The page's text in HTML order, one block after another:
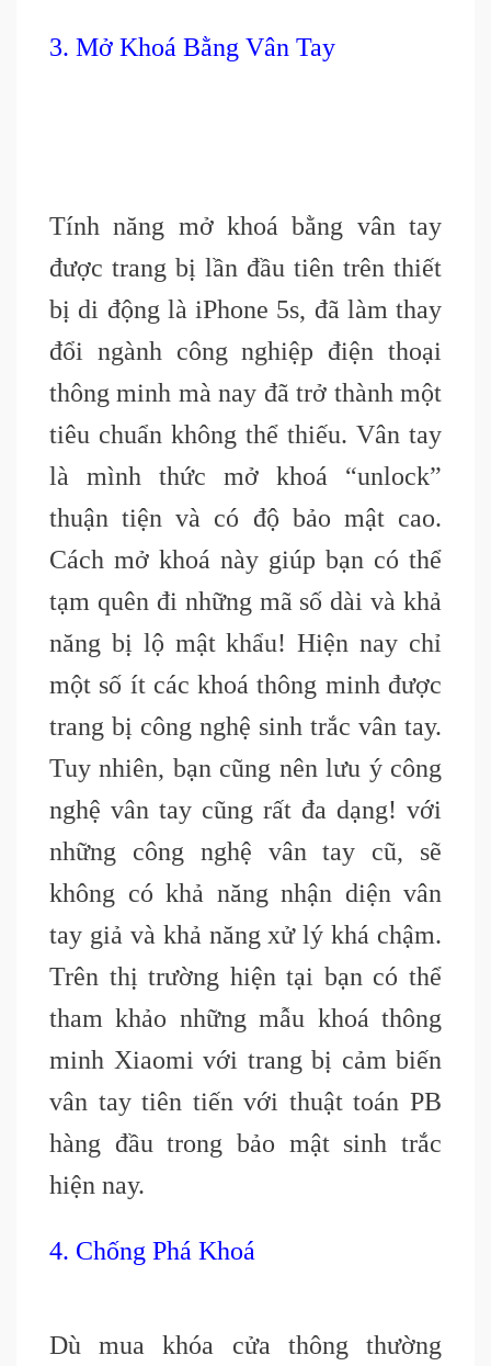
3. Mở Khoá Bằng Vân Tay
Tính năng mở khoá bằng vân tay
được trang bị lần đầu tiên trên thiết
bị di động là iPhone 5s, đã làm thay
đổi ngành công nghiệp điện thoại
thông minh mà nay đã trở thành một
tiêu chuẩn không thể thiếu. Vân tay
là mình thức mở khoá “unlock”
thuận tiện và có độ bảo mật cao.
Cách mở khoá này giúp bạn có thể
tạm quên đi những mã số dài và khả
năng bị lộ mật khẩu! Hiện nay chỉ
một số ít các khoá thông minh được
trang bị công nghệ sinh trắc vân tay.
Tuy nhiên, bạn cũng nên lưu ý công
nghệ vân tay cũng rất đa dạng! với
những công nghệ vân tay cũ, sẽ
không có khả năng nhận diện vân
tay giả và khả năng xử lý khá chậm.
Trên thị trường hiện tại bạn có thể
tham khảo những mẫu khoá thông
minh Xiaomi với trang bị cảm biến
vân tay tiên tiến với thuật toán PB
hàng đầu trong bảo mật sinh trắc
hiện nay.
4. Chống Phá Khoá
Dù mua khóa cửa thông thường